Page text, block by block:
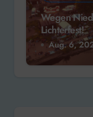
Wegen
Lichterfest!
Aug. 6,